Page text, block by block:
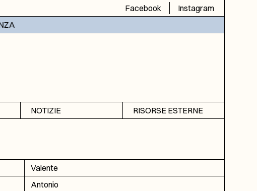
Facebook
Instagram
NOTIZIE
RISORSE ESTERNE
DGA
ICAR
Valente
Antonio